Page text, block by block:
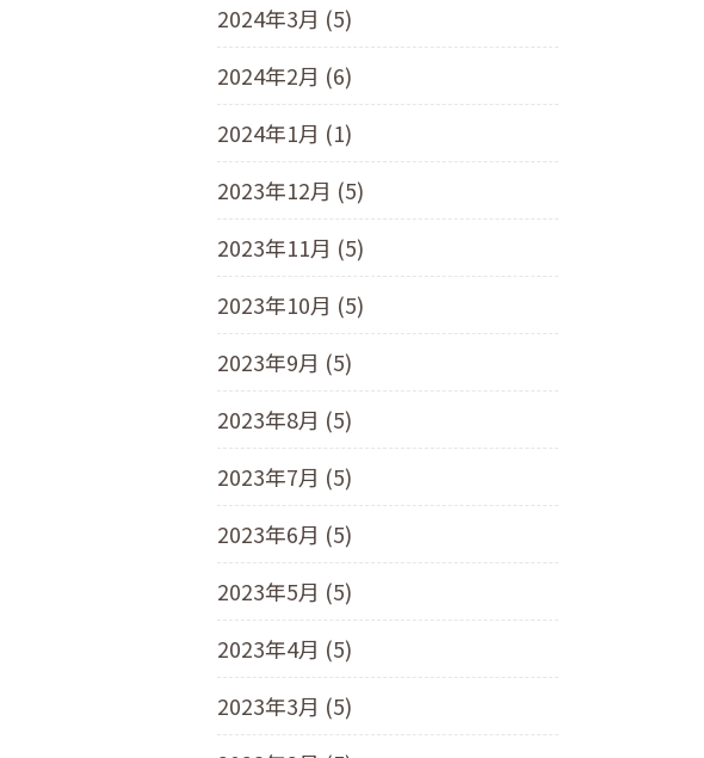
2024年3月 (5)
2024年2月 (6)
2024年1月 (1)
2023年12月 (5)
2023年11月 (5)
2023年10月 (5)
2023年9月 (5)
2023年8月 (5)
2023年7月 (5)
2023年6月 (5)
2023年5月 (5)
2023年4月 (5)
2023年3月 (5)